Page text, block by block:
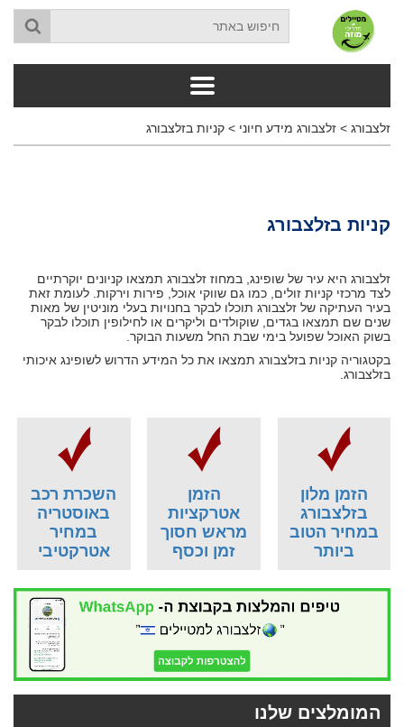
זלצבורג > זלצבורג מידע חיוני > קניות בזלצבורג
קניות בזלצבורג
זלצבורג היא עיר של שופינג, במחוז זלצבורג תמצאו קניונים יוקרתיים
לצד מרכזי קניות זולים, כמו גם שווקי אוכל, פירות וירקות. לעומת זאת
בעיר העתיקה של זלצבורג תוכלו לבקר בחנויות בעלי מוניטין של מאות
שנים שם תמצאו בגדים, שוקולדים וליקרים או לחילופין תוכלו לבקר
בשוק האוכל שפועל בימי שבת החל משעות הבוקר.
בקטגוריה קניות בזלצבורג תמצאו את כל המידע הדרוש לשופינג איכותי
בזלצבורג.
הזמן מלון
בזלצבורג
במחיר הטוב
ביותר
הזמן
אטרקציות
מראש חסוך
זמן וכסף
השכרת רכב
באוסטריה
במחיר
אטרקטיבי
המומלצים שלנו